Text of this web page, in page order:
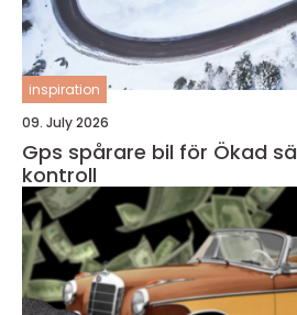
inspiration
09. July 2026
Gps spårare bil för Ökad
kontroll